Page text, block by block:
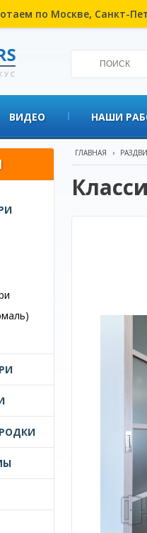
по Москве, Санкт-
ВИДЕО НАШИ
ГЛАВНАЯ ›